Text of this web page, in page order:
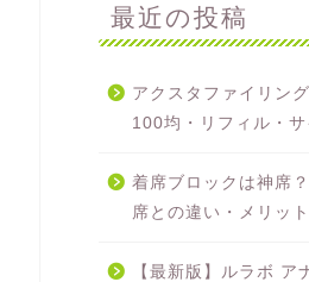
最近の投稿
アクスタファイリン
100均・リフィル・
着席ブロックは神席
席との違い・メリッ
【最新版】ルラボ ア